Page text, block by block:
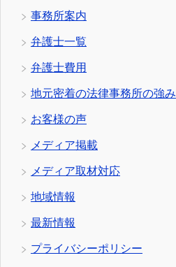
事務所案内
弁護士一覧
弁護士費用
地元密着の法律事務所の強み
お客様の声
メディア掲載
メディア取材対応
地域情報
最新情報
プライバシーポリシー